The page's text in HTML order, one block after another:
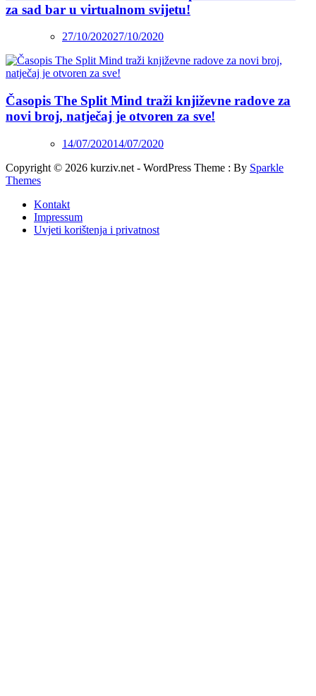
za sad bar u virtualnom svijetu!
27/10/202027/10/2020
Časopis The Split Mind traži književne radove za
novi broj, natječaj je otvoren za sve!
14/07/202014/07/2020
Copyright © 2026 kurziv.net - WordPress Theme : By Sparkle
Themes
Kontakt
Impressum
Uvjeti korištenja i privatnost